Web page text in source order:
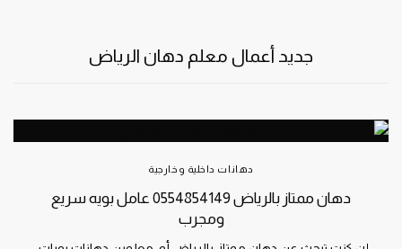
جديد أعمال معلم دهان الرياض
دهانات داخلية وخارجية
دهان ممتاز بالرياض 0554854149 عامل بويه سريع
ومجرب